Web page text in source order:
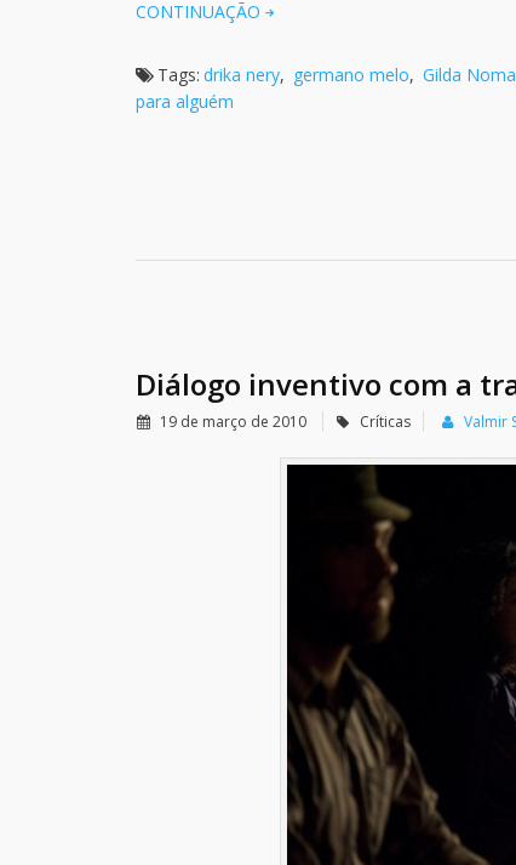
CONTINUAÇÃO
Tags: drika nery, germano melo, Gilda
para alguém
Diálogo inventivo com a
19 de março de 2010 Críticas Valmir